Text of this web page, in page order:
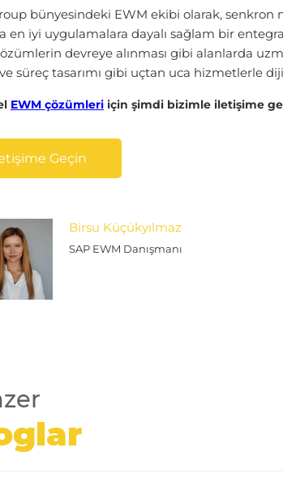
bünyesindeki EWM ekibi olarak, senkron
en iyi uygulamalara dayalı sağlam bir
devreye alınması gibi alanlarda
süreç tasarımı gibi uçtan uca hizmetlerle
EWM çözümleri için şimdi bizimle iletişime
Geçin
Birsu Küçükyılmaz
SAP EWM Danışmanı